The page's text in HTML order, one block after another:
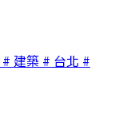
# 建築 # 台北 #